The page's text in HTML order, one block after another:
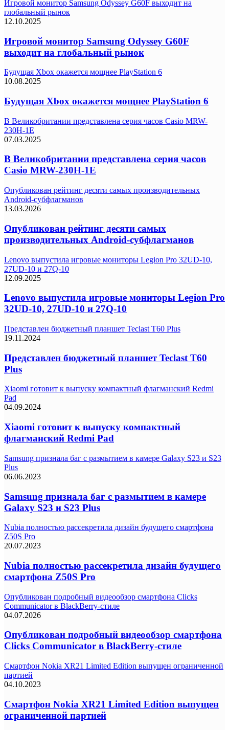
Игровой монитор Samsung Odyssey G60F выходит на
глобальный рынок
12.10.2025
Игровой монитор Samsung Odyssey G60F
выходит на глобальный рынок
Будущая Xbox окажется мощнее PlayStation 6
10.08.2025
Будущая Xbox окажется мощнее PlayStation 6
В Великобритании представлена серия часов Casio MRW-
230H-1E
07.03.2025
В Великобритании представлена серия часов
Casio MRW-230H-1E
Опубликован рейтинг десяти самых производительных
Android-субфлагманов
13.03.2026
Опубликован рейтинг десяти самых
производительных Android-субфлагманов
Lenovo выпустила игровые мониторы Legion Pro 32UD-10,
27UD-10 и 27Q-10
12.09.2025
Lenovo выпустила игровые мониторы Legion Pro
32UD-10, 27UD-10 и 27Q-10
Представлен бюджетный планшет Teclast T60 Plus
19.11.2024
Представлен бюджетный планшет Teclast T60
Plus
Xiaomi готовит к выпуску компактный флагманский Redmi
Pad
04.09.2024
Xiaomi готовит к выпуску компактный
флагманский Redmi Pad
Samsung признала баг с размытием в камере Galaxy S23 и S23
Plus
06.06.2023
Samsung признала баг с размытием в камере
Galaxy S23 и S23 Plus
Nubia полностью рассекретила дизайн будущего смартфона
Z50S Pro
20.07.2023
Nubia полностью рассекретила дизайн будущего
смартфона Z50S Pro
Опубликован подробный видеообзор смартфона Clicks
Communicator в BlackBerry-стиле
04.07.2026
Опубликован подробный видеообзор смартфона
Clicks Communicator в BlackBerry-стиле
Смартфон Nokia XR21 Limited Edition выпущен ограниченной
партией
04.10.2023
Смартфон Nokia XR21 Limited Edition выпущен
ограниченной партией